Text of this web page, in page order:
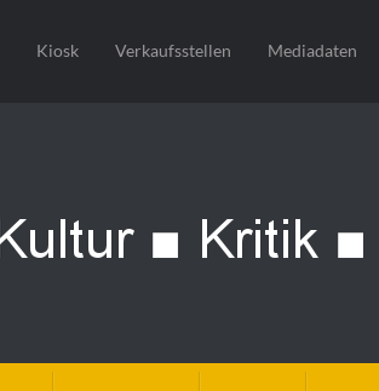
Kiosk Verkaufsstellen Mediadaten